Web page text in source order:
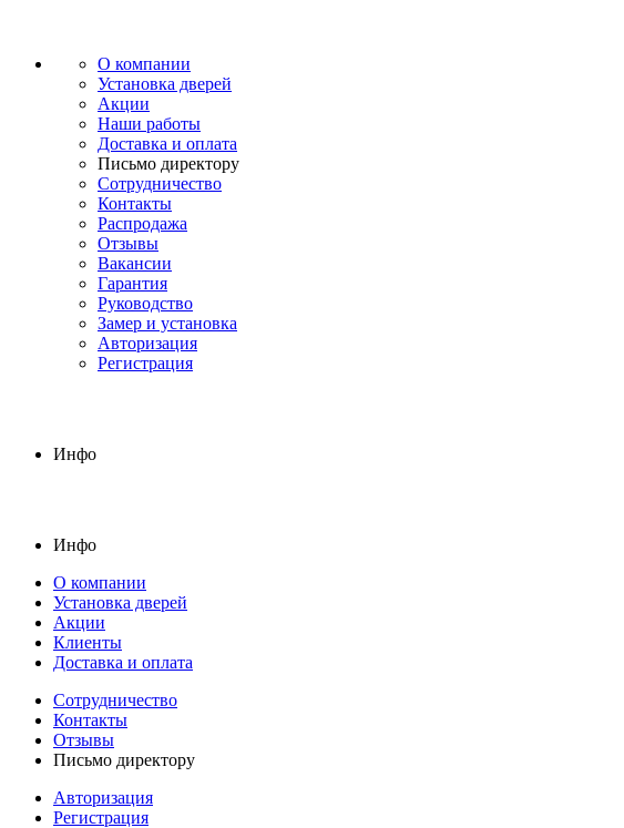
О компании
Установка дверей
Акции
Наши работы
Доставка и оплата
Письмо директору
Сотрудничество
Контакты
Распродажа
Отзывы
Вакансии
Гарантия
Руководство
Замер и установка
Авторизация
Регистрация
Инфо
Инфо
О компании
Установка дверей
Акции
Клиенты
Доставка и оплата
Сотрудничество
Контакты
Отзывы
Письмо директору
Авторизация
Регистрация